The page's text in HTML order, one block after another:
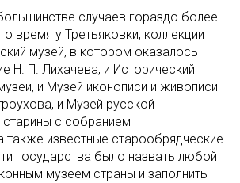
случаев гораздо более
время у Третьяковки, коллекции
музей, в котором оказалось
Н. П. Лихачева, и Исторический
и Музей иконописи и живописи
и Музей русской
с собранием
известные старообрядческие
государства было назвать любой
музеем страны и заполнить